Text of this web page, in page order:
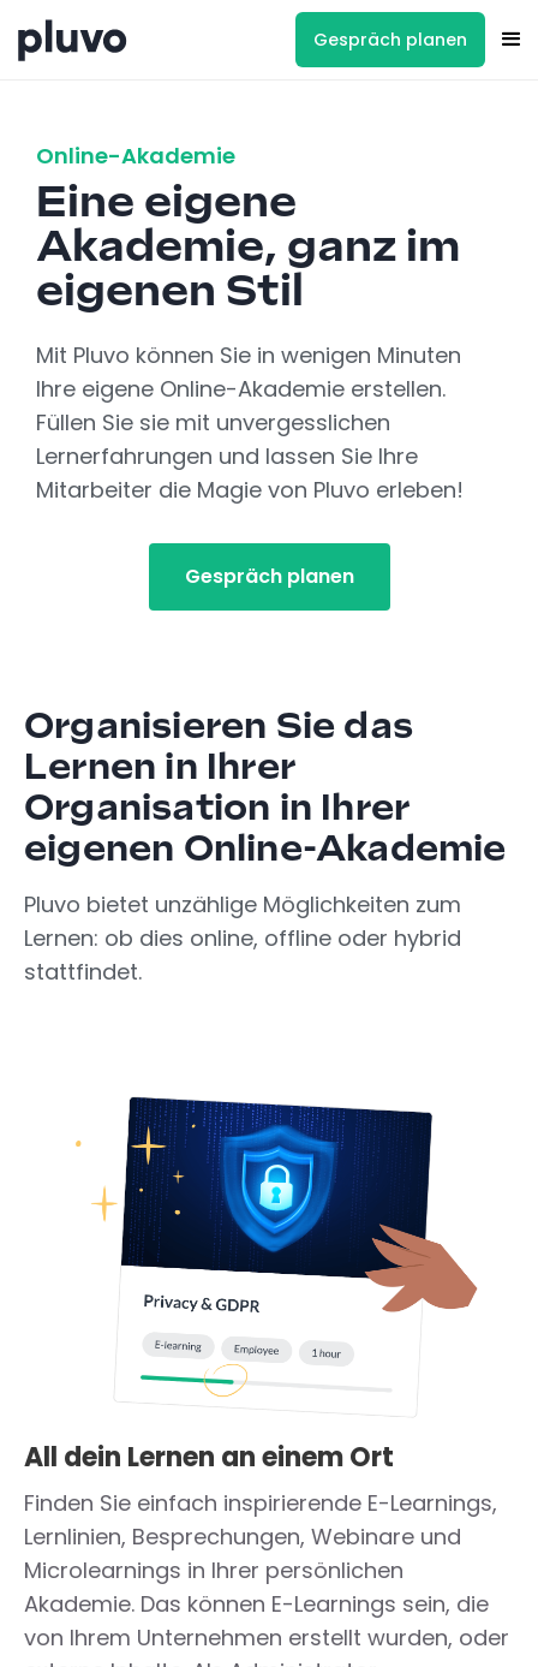
Gespräch planen
Online-Akademie
Eine eigene
Akademie, ganz im
eigenen Stil
Mit Pluvo können Sie in wenigen Minuten
Ihre eigene Online-Akademie erstellen.
Füllen Sie sie mit unvergesslichen
Lernerfahrungen und lassen Sie Ihre
Mitarbeiter die Magie von Pluvo erleben!
Gespräch planen
Organisieren Sie das
Lernen in Ihrer
Organisation in Ihrer
eigenen Online-Akademie
Pluvo bietet unzählige Möglichkeiten zum
Lernen: ob dies online, offline oder hybrid
stattfindet.
All dein Lernen an einem Ort
Finden Sie einfach inspirierende E-Learnings,
Lernlinien, Besprechungen, Webinare und
Microlearnings in Ihrer persönlichen
Akademie. Das können E-Learnings sein, die
von Ihrem Unternehmen erstellt wurden, oder